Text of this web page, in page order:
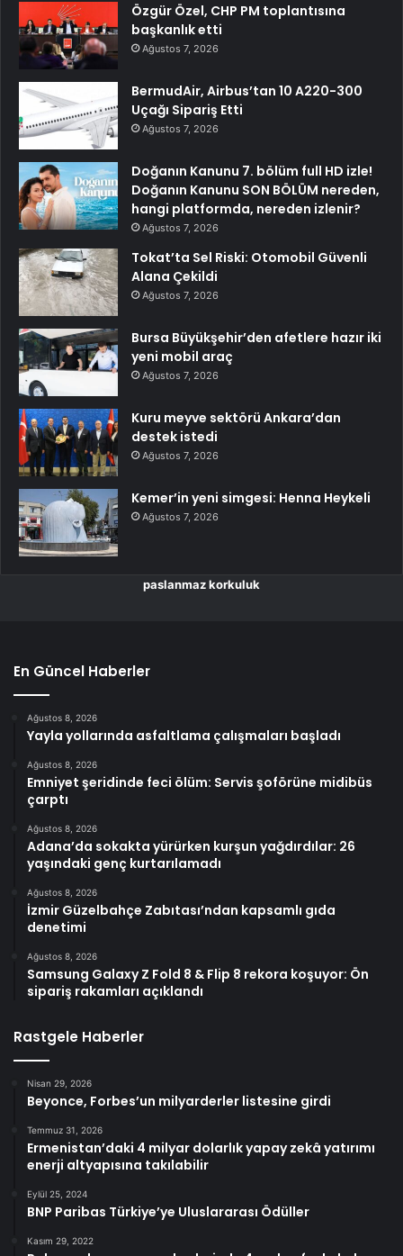
Özgür Özel, CHP PM toplantısına
başkanlık etti
Ağustos 7, 2026
BermudAir, Airbus’tan 10 A220-300
Uçağı Sipariş Etti
Ağustos 7, 2026
Doğanın Kanunu 7. bölüm full HD izle!
Doğanın Kanunu SON BÖLÜM nereden,
hangi platformda, nereden izlenir?
Ağustos 7, 2026
Tokat’ta Sel Riski: Otomobil Güvenli
Alana Çekildi
Ağustos 7, 2026
Bursa Büyükşehir’den afetlere hazır iki
yeni mobil araç
Ağustos 7, 2026
Kuru meyve sektörü Ankara’dan
destek istedi
Ağustos 7, 2026
Kemer’in yeni simgesi: Henna Heykeli
Ağustos 7, 2026
paslanmaz korkuluk
En Güncel Haberler
Ağustos 8, 2026
Yayla yollarında asfaltlama çalışmaları başladı
Ağustos 8, 2026
Emniyet şeridinde feci ölüm: Servis şoförüne midibüs
çarptı
Ağustos 8, 2026
Adana’da sokakta yürürken kurşun yağdırdılar: 26
yaşındaki genç kurtarılamadı
Ağustos 8, 2026
İzmir Güzelbahçe Zabıtası’ndan kapsamlı gıda
denetimi
Ağustos 8, 2026
Samsung Galaxy Z Fold 8 & Flip 8 rekora koşuyor: Ön
sipariş rakamları açıklandı
Rastgele Haberler
Nisan 29, 2026
Beyonce, Forbes’un milyarderler listesine girdi
Temmuz 31, 2026
Ermenistan’daki 4 milyar dolarlık yapay zekâ yatırımı
enerji altyapısına takılabilir
Eylül 25, 2024
BNP Paribas Türkiye’ye Uluslararası Ödüller
Kasım 29, 2022